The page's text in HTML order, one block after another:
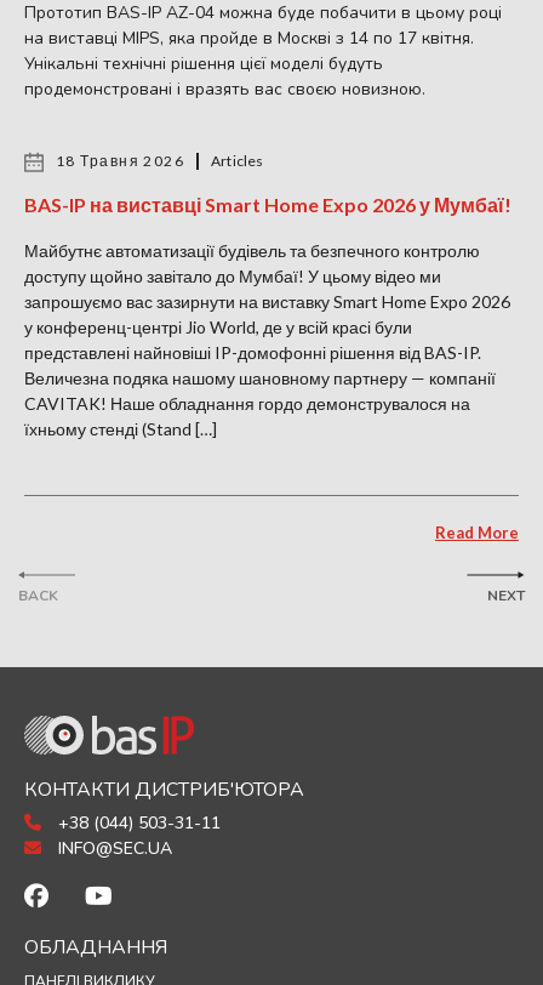
Прототип BAS-IP AZ-04 можна буде побачити в цьому році
на виставці MIPS, яка пройде в Москві з 14 по 17 квітня.
Унікальні технічні рішення цієї моделі будуть
продемонстровані і вразять вас своєю новизною.
BACK
18 Травня 2026 Articles
BAS-IP на виставці Smart Home Expo 2026 у Мумбаї!
Майбутнє автоматизації будівель та безпечного контролю
доступу щойно завітало до Мумбаї! У цьому відео ми
запрошуємо вас зазирнути на виставку Smart Home Expo 2026
у конференц-центрі Jio World, де у всій красі були
представлені найновіші IP-домофонні рішення від BAS-IP.
Величезна подяка нашому шановному партнеру — компанії
CAVITAK! Наше обладнання гордо демонструвалося на
їхньому стенді (Stand […]
Read More
NEXT
КОНТАКТИ ДИСТРИБ'ЮТОРА
+38 (044) 503-31-11
INFO@SEC.UA
ОБЛАДНАННЯ